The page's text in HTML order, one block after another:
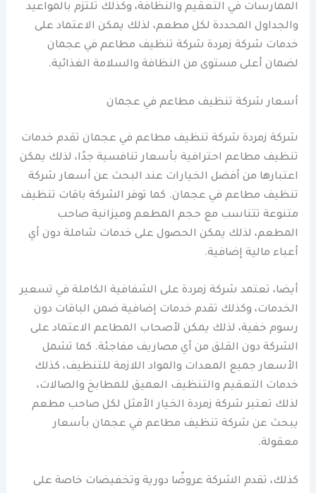
الممارسات في التعقيم والنظافة، وكذلك تلتزم بالمواعيد
والجداول المحددة لكل مطعم، لذلك يمكن الاعتماد على
خدمات شركة زمردة شركة تنظيف مطاعم في عجمان
لضمان أعلى مستوى من النظافة والسلامة الغذائية.
أسعار شركة تنظيف مطاعم في عجمان
شركة زمردة شركة تنظيف مطاعم في عجمان تقدم خدمات
تنظيف مطاعم احترافية بأسعار تنافسية جدًا، لذلك يمكن
اعتبارها من أفضل الخيارات عند البحث عن أسعار شركة
تنظيف مطاعم في عجمان. كما توفر الشركة باقات تنظيف
متنوعة تتناسب مع حجم المطعم وميزانية صاحب
المطعم، لذلك يمكن الحصول على خدمات شاملة دون أي
أعباء مالية إضافية.
أيضا، تعتمد شركة زمردة على الشفافية الكاملة في تسعير
الخدمات، وكذلك تقدم خدمات إضافية ضمن الباقات دون
رسوم خفية، لذلك يمكن لأصحاب المطاعم الاعتماد على
الشركة دون القلق من أي مصاريف مفاجئة. كما تشمل
الأسعار جميع المعدات والمواد اللازمة للتنظيف، كذلك
خدمات التعقيم والتنظيف العميق للمطابخ والصالات،
لذلك تعتبر شركة زمردة الخيار الأمثل لكل صاحب مطعم
يبحث عن شركة تنظيف مطاعم في عجمان بأسعار
معقولة.
كذلك، تقدم الشركة عروضًا دورية وتخفيضات خاصة على